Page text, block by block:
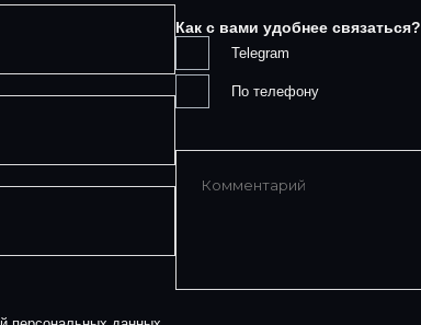
Как с вами удобнее связаться?
Telegram
По телефону